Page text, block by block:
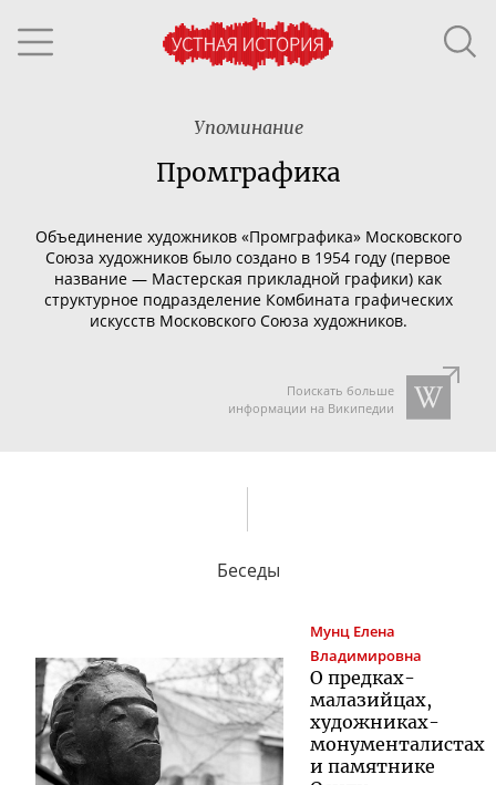
Упоминание
Промграфика
Объединение художников «Промграфика» Московского
Союза художников было создано в 1954 году (первое
название — Мастерская прикладной графики) как
структурное подразделение Комбината графических
искусств Московского Союза художников.
Поискать больше
информации на Википедии
Беседы
Мунц Елена
Владимировна
О предках-
малазийцах,
художниках-
монументалистах
и памятнике